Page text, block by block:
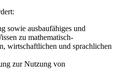
sowie ausbaufähiges und
zu mathematisch-
wirtschaftlichen und sprachlichen
zur Nutzung von